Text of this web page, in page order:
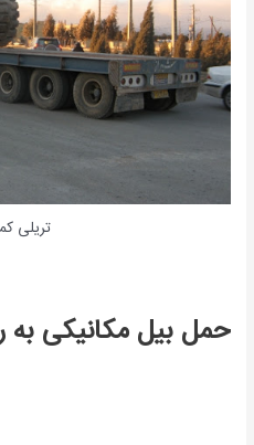
تریلی
حمل بیل مکانیکی